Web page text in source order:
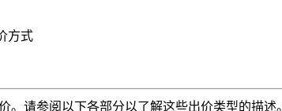
方式
请参阅以下各部分以了解这些出价类型的描述。